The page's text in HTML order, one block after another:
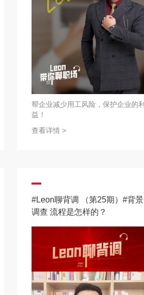
帮企业减少用工风险，保护企业的利
益！
查看详情 >
#Leon聊背调 （第25期）#背景
调查 流程是怎样的？